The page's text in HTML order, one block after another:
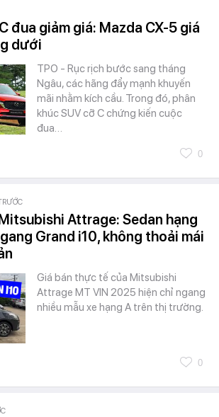
đua giảm giá: Mazda CX-5 giá
dưới
TPO - Rục rịch bước sang tháng
Ngâu, các hãng đẩy mạnh khuyến
mãi nhằm kích cầu. Trong đó, phân
khúc SUV cỡ C chứng kiến cuộc
đua…
0
Attrage: Sedan hạng
Grand i10, không thoải mái
Giá bán thực tế của Mitsubishi
Attrage MT VIN 2025 hiện chỉ ngang
nhiều mẫu xe hạng A trên thị trường.
0